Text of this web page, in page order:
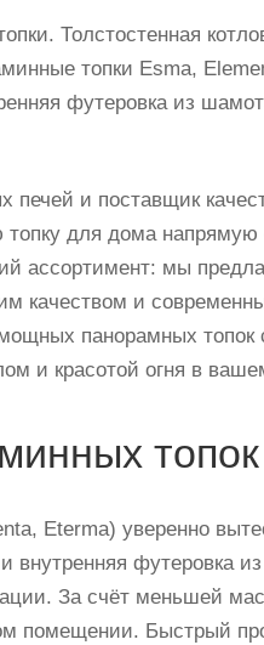
Толстостенная
топки Esma,
футеровка из
печей и поставщик
для дома напрямую
ассортимент: мы
качеством и
панорамных топок
и красотой огня в
топок
Eterma) уверенно
внутренняя футеровка
За счёт меньшей
помещении. Быстрый